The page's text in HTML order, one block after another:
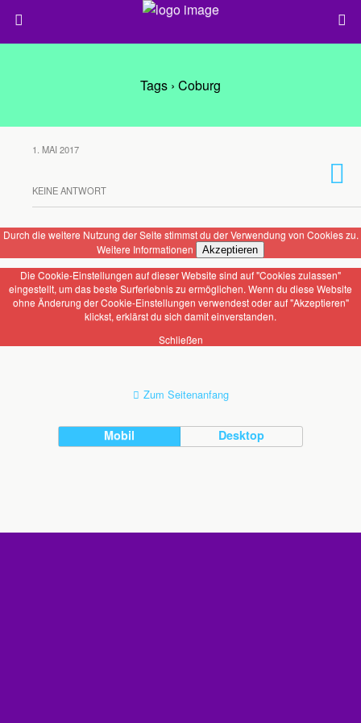
Tags › Coburg
1. MAI 2017
KEINE ANTWORT
Durch die weitere Nutzung der Seite stimmst du der Verwendung von Cookies zu.
Weitere Informationen
Akzeptieren
Die Cookie-Einstellungen auf dieser Website sind auf "Cookies zulassen"
eingestellt, um das beste Surferlebnis zu ermöglichen. Wenn du diese Website
ohne Änderung der Cookie-Einstellungen verwendest oder auf "Akzeptieren"
klickst, erklärst du sich damit einverstanden.
Schließen
Zum Seitenanfang
Mobil Desktop